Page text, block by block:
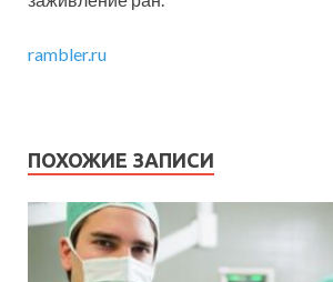
rambler.ru
ПОХОЖИЕ ЗАПИСИ